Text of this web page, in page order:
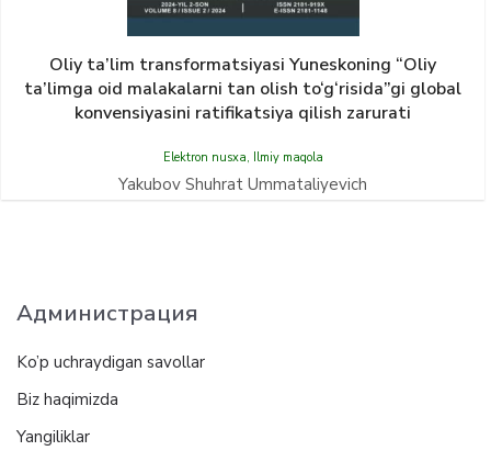
Oliy ta’lim transformatsiyasi Yunеskoning “Oliy
ta’limga oid malakalarni tan olish to‘g‘risida”gi global
konvensiyasini ratifikatsiya qilish zarurati
Elektron nusxa, Ilmiy maqola
Yakubov Shuhrat Ummataliyevich
Администрация
Ko’p uchraydigan savollar
Biz haqimizda
Yangiliklar